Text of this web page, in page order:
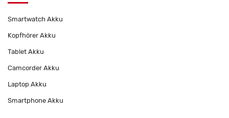
Smartwatch Akku
Kopfhörer Akku
Tablet Akku
Camcorder Akku
Laptop Akku
Smartphone Akku